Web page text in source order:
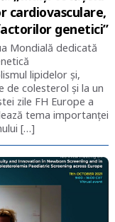
cardiovasculare,
genetici”
Mondială dedicată
lipidelor și,
de colesterol și la un
zile FH Europe a
tema importanței
[…]